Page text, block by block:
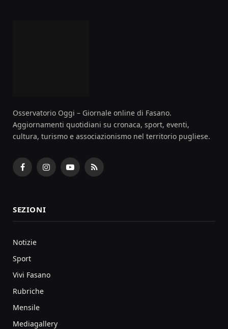
Osservatorio Oggi – Giornale online di Fasano.
Aggiornamenti quotidiani su cronaca, sport, eventi,
cultura, turismo e associazionismo nel territorio pugliese.
FacebookInstagramYouTubeRSS
SEZIONI
Notizie
Sport
Vivi Fasano
Rubriche
Mensile
Mediagallery